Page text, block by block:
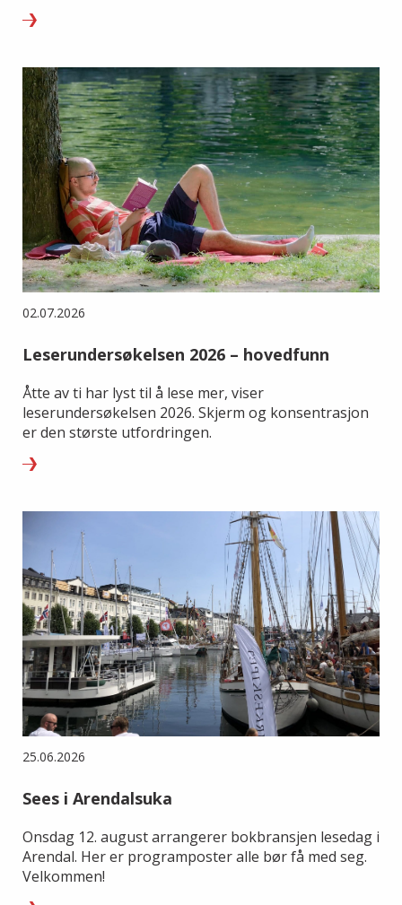
02.07.2026
Leserundersøkelsen 2026 – hovedfunn
Åtte av ti har lyst til å lese mer, viser
leserundersøkelsen 2026. Skjerm og konsentrasjon
er den største utfordringen.
25.06.2026
Sees i Arendalsuka
Onsdag 12. august arrangerer bokbransjen lesedag i
Arendal. Her er programposter alle bør få med seg.
Velkommen!